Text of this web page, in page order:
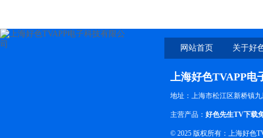
网站首页 关于好
上海好色TVAPP电
地址：上海市松江区新桥镇
主营产品： 好色先生TV下载
© 2025 版权所有：上海好色